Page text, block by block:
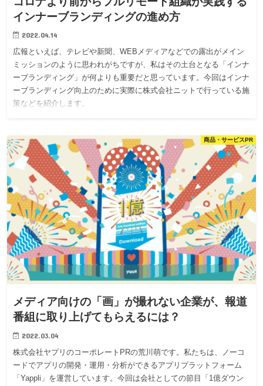
インナーブランディングの進め方
2022.04.14
広報といえば、テレビや新聞、WEBメディアなどでの露出がメイン
ミッションのように思われがちですが、私はその土台となる「インナ
ーブランディング」が何よりも重要だと思っています。今回はインナ
ーブランディング向上のために実際に株式会社ニットで行っている施
策などを紹介します。
商品・サービスPR
メディア向けの「画」が撮れない企業が、報道
番組に取り上げてもらえるには？
2022.03.04
株式会社ヤプリのコーポレートPRの荒川萌です。私たちは、ノーコ
ードでアプリの開発・運用・分析ができるアプリプラットフォーム
「Yappli」を運営しています。今回は会社としての節目「1億ダウン